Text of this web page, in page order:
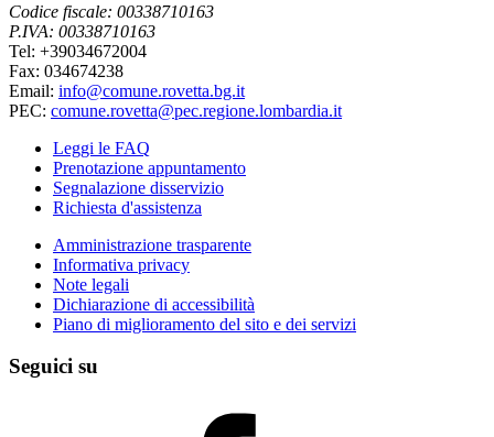
Codice fiscale: 00338710163
P.IVA: 00338710163
Tel: +39034672004
Fax: 034674238
Email: info@comune.rovetta.bg.it
PEC: comune.rovetta@pec.regione.lombardia.it
Leggi le FAQ
Prenotazione appuntamento
Segnalazione disservizio
Richiesta d'assistenza
Amministrazione trasparente
Informativa privacy
Note legali
Dichiarazione di accessibilità
Piano di miglioramento del sito e dei servizi
Seguici su